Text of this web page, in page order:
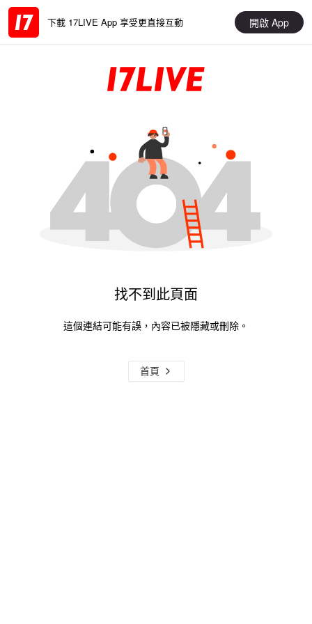
下載 17LIVE App 享受更直接互動 開啟 App
找不到此頁面
這個連結可能有誤，內容已被隱藏或刪除。
首頁